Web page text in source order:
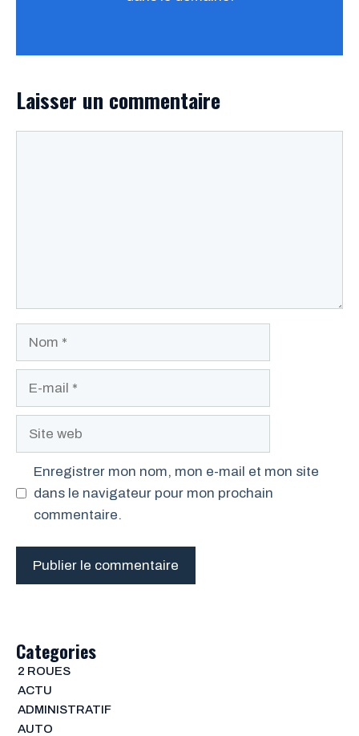
Laisser un commentaire
Site
Enregistrer mon nom, mon e-mail et mon site
dans le navigateur pour mon prochain
commentaire.
Categories
2 ROUES
ACTU
ADMINISTRATIF
AUTO